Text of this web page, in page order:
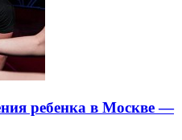
ребенка в Москве —